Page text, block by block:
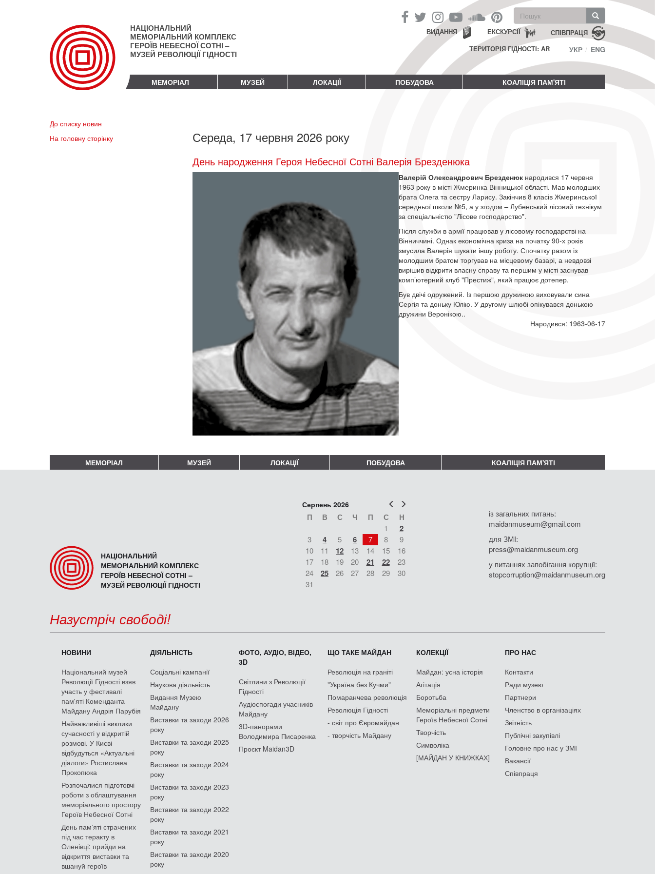
НАЦІОНАЛЬНИЙ
МЕМОРІАЛЬНИЙ КОМПЛЕКС
ГЕРОЇВ НЕБЕСНОЇ СОТНІ –
МУЗЕЙ РЕВОЛЮЦІЇ ГІДНОСТІ
Пошукова
форма
Пошук СПІВПРАЦЯ
ЕКСКУРСІЇ
ВИДАННЯ
ТЕРИТОРІЯ ГІДНОСТІ: AR
УКР ENG
МЕМОРІАЛ МУЗЕЙ ЛОКАЦІЇ ПОБУДОВА КОАЛІЦІЯ ПАМ'ЯТІ
До списку новин
На головну сторінку
Середа, 17 червня 2026 року
День народження Героя Небесної Сотні Валерія Брезденюка
Валерій Олександрович Брезденюк народився 17 червня
1963 року в місті Жмеринка Вінницької області. Мав молодших
брата Олега та сестру Ларису. Закінчив 8 класів Жмеринської
середньої школи №5, а у згодом – Лубенський лісовий технікум
за спеціальністю "Лісове господарство".
Після служби в армії працював у лісовому господарстві на
Вінниччині. Однак економічна криза на початку 90-х років
змусила Валерія шукати іншу роботу. Спочатку разом із
молодшим братом торгував на місцевому базарі, а невдовзі
вирішив відкрити власну справу та першим у місті заснував
комп’ютерний клуб "Престиж", який працює дотепер.
Був двічі одружений. Із першою дружиною виховували сина
Сергія та доньку Юлію. У другому шлюбі опікувався донькою
дружини Веронікою..
Народився: 1963-06-17
МЕМОРІАЛ МУЗЕЙ ЛОКАЦІЇ ПОБУДОВА КОАЛІЦІЯ ПАМ'ЯТІ
НАЦІОНАЛЬНИЙ
МЕМОРІАЛЬНИЙ КОМПЛЕКС
ГЕРОЇВ НЕБЕСНОЇ СОТНІ –
МУЗЕЙ РЕВОЛЮЦІЇ ГІДНОСТІ
Попер
Серпень 2026
П В С Ч П С Н
1 2
3 4 5 6 7 8
9
10
11 12 13 14 15
16
17
18 19 20 21 22
23
24
25 26 27 28 29
30
31
із загальних питань:
maidanmuseum@gmail.com
для ЗМІ:
press@maidanmuseum.org
у питаннях запобігання корупції:
stopcorruption@maidanmuseum.org
Назустріч свободі!
НОВИНИ
Національний музей
Революції Гідності взяв
участь у фестивалі
пам'яті Коменданта
Майдану Андрія Парубія
Найважливіші виклики
сучасності у відкритій
розмові. У Києві
відбудуться «Актуальні
діалоги» Ростислава
Прокопюка
Розпочалися підготовчі
роботи з облаштування
меморіального простору
Героїв Небесної Сотні
День памʼяті страчених
під час теракту в
Оленівці: прийди на
відкриття виставки та
вшануй героїв
ДІЯЛЬНІСТЬ
Соціальні кампанії
Наукова діяльність
Видання Музею
Майдану
Виставки та заходи 2026
року
Виставки та заходи 2025
року
Виставки та заходи 2024
року
Виставки та заходи 2023
року
Виставки та заходи 2022
року
Виставки та заходи 2021
року
Виставки та заходи 2020
року
ФОТО, АУДІО, ВІДЕО,
3D
Світлини з Революції
Гідності
Аудіоспогади учасників
Майдану
3D-панорами
Володимира Писаренка
Проєкт Maidan3D
ЩО ТАКЕ МАЙДАН
Революція на граніті
"Україна без Кучми"
Помаранчева революція
Революція Гідності
- світ про Євромайдан
- творчість Майдану
КОЛЕКЦІЇ
Майдан: усна історія
Агітація
Боротьба
Меморіальні предмети
Героїв Небесної Сотні
Творчість
Символіка
[МАЙДАН У КНИЖКАХ]
ПРО НАС
Контакти
Ради музею
Партнери
Членство в організаціях
Звітність
Публічні закупівлі
Головне про нас у ЗМІ
Вакансії
Співпраця